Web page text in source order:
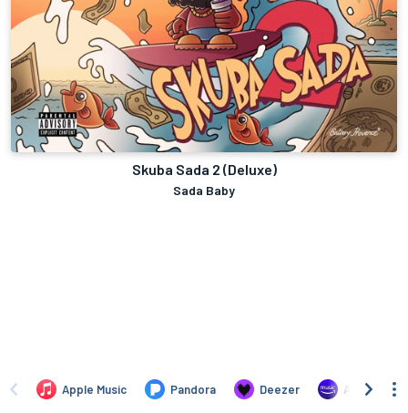
Skuba Sada 2 (Deluxe)
Sada Baby
Apple Music Pandora Deezer Amazon